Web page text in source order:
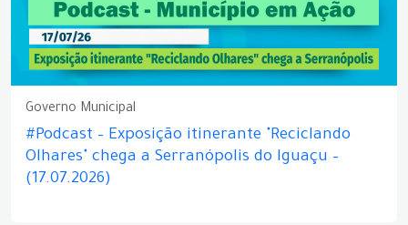
Governo Municipal
#Podcast – Exposição itinerante "Reciclando
Olhares" chega a Serranópolis do Iguaçu –
(17.07.2026)